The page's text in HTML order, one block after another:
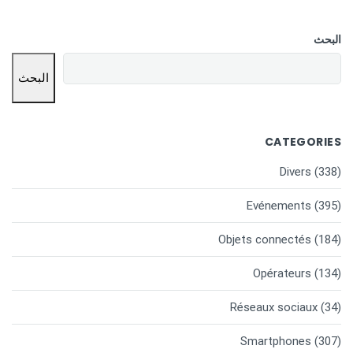
البحث
البحث
CATEGORIES
Divers (338)
Evénements (395)
Objets connectés (184)
Opérateurs (134)
Réseaux sociaux (34)
Smartphones (307)